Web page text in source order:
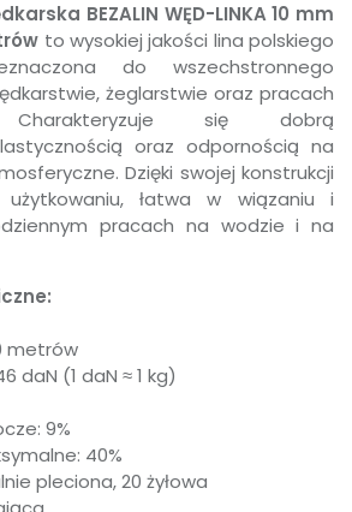
BEZALIN WĘD-LINKA 10 mm
to wysokiej jakości lina polskiego
do wszechstronnego
żeglarstwie oraz pracach
Charakteryzuje się dobrą
oraz odpornością na
Dzięki swojej konstrukcji
łatwa w wiązaniu i
pracach na wodzie i na
metrów
daN (1 daN ≈ 1 kg)
9%
40%
pleciona, 20 żyłowa